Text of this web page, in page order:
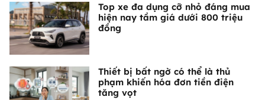
Top xe đa dụng cỡ nhỏ đáng mua
hiện nay tầm giá dưới 800 triệu
đồng
Thiết bị bất ngờ có thể là thủ
phạm khiến hóa đơn tiền điện
tăng vọt